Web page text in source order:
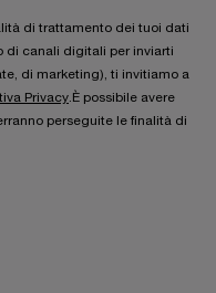
di trattamento dei tuoi dati
di canali digitali per inviarti
di marketing), ti invitiamo a
Privacy .È possibile avere
perseguite le finalità di